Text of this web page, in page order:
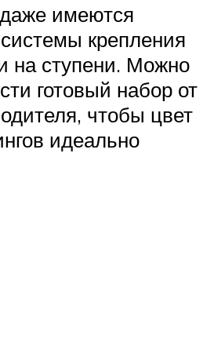
имеются
крепления
на ступени. Можно
готовый набор от
чтобы цвет
идеально